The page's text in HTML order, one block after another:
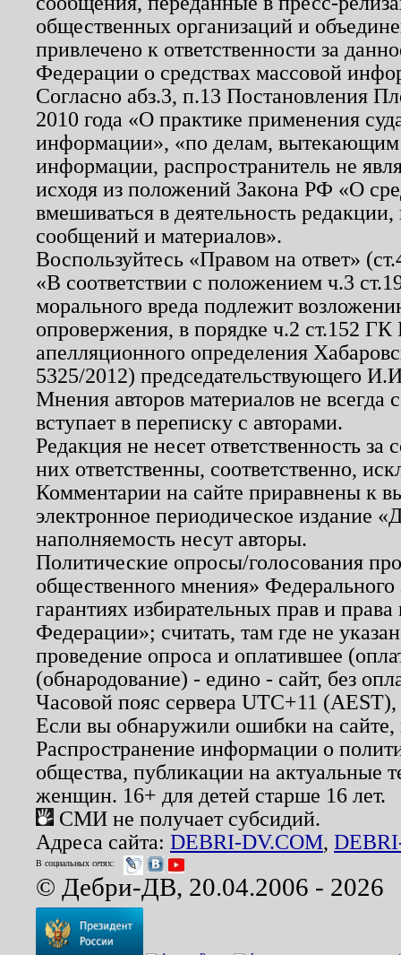
общественных организаций и
привлечено к ответственности за
Федерации о средствах массовой
Согласно абз.3, п.13 Постановления
2010 года «О практике применения
информации», «по делам, вытекающим
информации, распространитель не
исходя из положений Закона РФ «О
вмешиваться в деятельность
сообщений и материалов».
Воспользуйтесь «Правом на ответ»
«В соответствии с положением ч.3
морального вреда подлежит
опровержения, в порядке ч.2 ст.152
апелляционного определения
5325/2012) председательствующего
Мнения авторов материалов не
вступает в переписку с авторами.
Редакция не несет ответственность
них ответственны, соответственно,
Комментарии на сайте приравнены к
электронное периодическое издание
наполняемость несут авторы.
Политические опросы/голосования
общественного мнения»
гарантиях избирательных прав и
Федерации»; считать, там где не
проведение опроса и оплатившее
(обнародование) - едино - сайт, без
Часовой пояс сервера UTC+11
Если вы обнаружили ошибки на
Распространение информации о
общества, публикации на актуальные
женщин. 16+ для детей старше 16 лет.
СМИ не получает субсидий.
Адреса сайта: DEBRI-DV.COM,
В социальных сетях:
© Дебри-ДВ, 20.04.2006 - 2026